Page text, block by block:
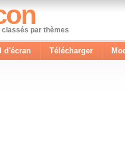
classés par thèmes
d'écran Télécharger